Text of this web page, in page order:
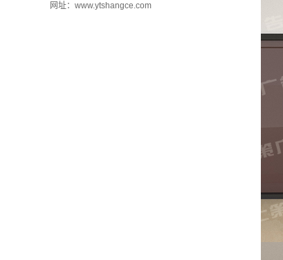
网址：www.ytshangce.com